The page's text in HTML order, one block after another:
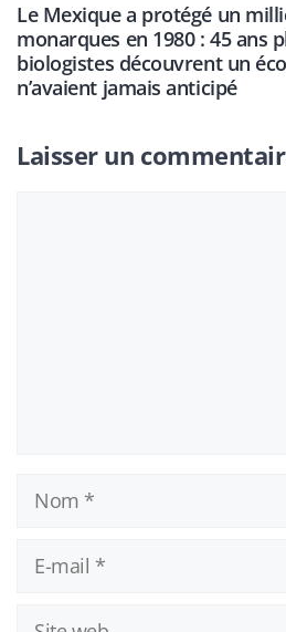
Le Mexique a protégé un
monarques en 1980 : 45 ans
biologistes découvrent un
n’avaient jamais anticipé
Laisser un
Nom
mail
Site